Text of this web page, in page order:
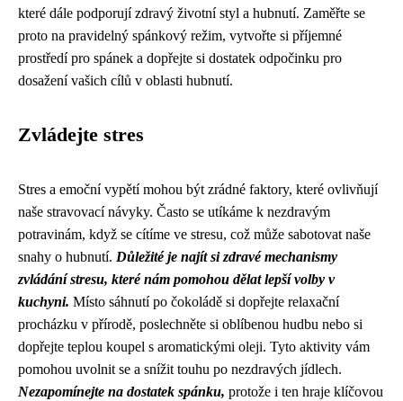
které dále podporují zdravý životní styl a hubnutí. Zaměřte se
proto na pravidelný spánkový režim, vytvořte si příjemné
prostředí pro spánek a dopřejte si dostatek odpočinku pro
dosažení vašich cílů v oblasti hubnutí.
Zvládejte stres
Stres a emoční vypětí mohou být zrádné faktory, které ovlivňují
naše stravovací návyky. Často se utíkáme k nezdravým
potravinám, když se cítíme ve stresu, což může sabotovat naše
snahy o hubnutí. Důležité je najít si zdravé mechanismy
zvládání stresu, které nám pomohou dělat lepší volby v
kuchyni. Místo sáhnutí po čokoládě si dopřejte relaxační
procházku v přírodě, poslechněte si oblíbenou hudbu nebo si
dopřejte teplou koupel s aromatickými oleji. Tyto aktivity vám
pomohou uvolnit se a snížit touhu po nezdravých jídlech.
Nezapomínejte na dostatek spánku, protože i ten hraje klíčovou